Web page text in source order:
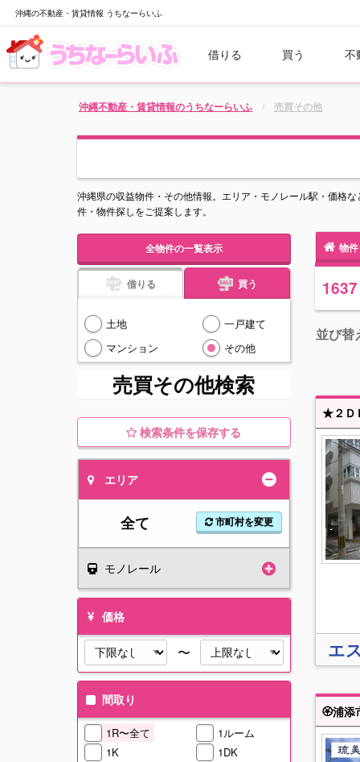
沖縄の不動産・賃貸情報 うちなーらいふ
借りる 買う 不
沖縄不動産・賃貸情報のうちなーらいふ 売買その他
沖縄県の収益物件・その他情報。エリア・モノレール駅・価格
件・物件探しをご提案します。
全物件の一覧表示
借りる 買う
土地
一戸建て
マンション
その他
売買その他検索
検索条件を保存する
エリア
全て 市町村を変更
モノレール
価格
〜
間取り
1R〜全て
1ルーム
1K
1DK
物件
1637
並び替
エ